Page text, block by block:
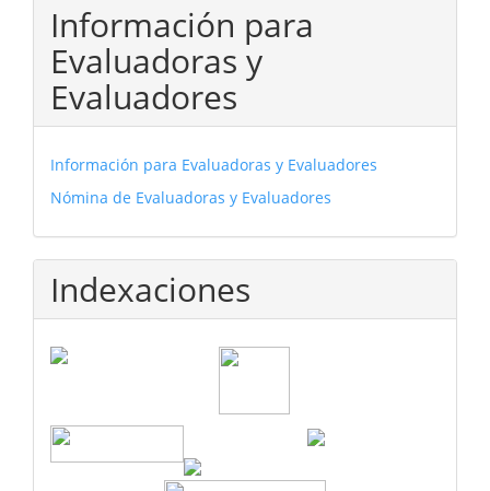
Información para
Evaluadoras y
Evaluadores
Información para Evaluadoras y Evaluadores
Nómina de Evaluadoras y Evaluadores
Indexaciones